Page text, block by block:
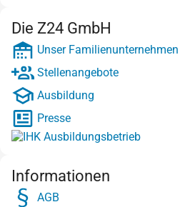
Die Z24 GmbH
Unser Familienunternehmen
Stellenangebote
Ausbildung
Presse
Informationen
AGB